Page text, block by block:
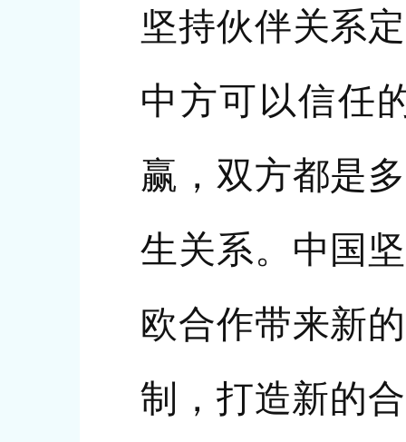
坚持伙伴关系
中方可以信任
赢，双方都是
生关系。中国
欧合作带来新
制，打造新的